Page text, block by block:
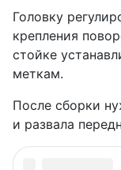
Головку
крепления
стойке
меткам.
После сборки
и развала